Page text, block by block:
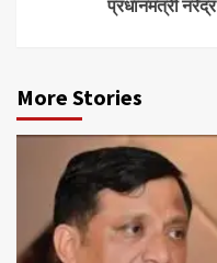
प्रधानमंत्री
More Stories